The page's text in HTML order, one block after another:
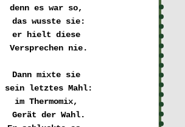
denn es war so,
das wusste sie:
er hielt diese
Versprechen nie.
Dann mixte sie
sein letztes Mahl:
im Thermomix,
Gerät der Wahl.